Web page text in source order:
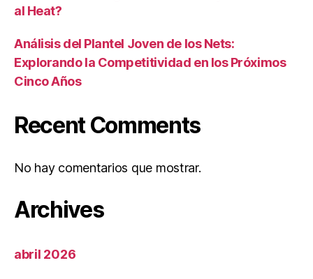
al Heat?
Análisis del Plantel Joven de los Nets:
Explorando la Competitividad en los Próximos
Cinco Años
Recent Comments
No hay comentarios que mostrar.
Archives
abril 2026